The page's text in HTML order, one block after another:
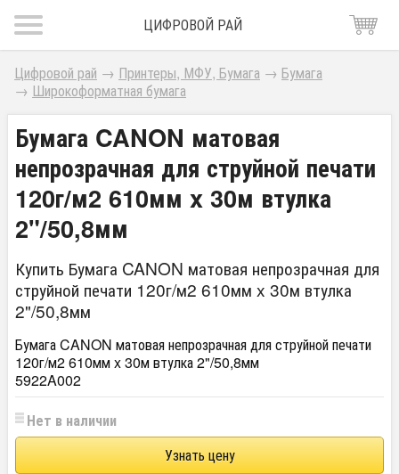
ЦИФРОВОЙ РАЙ
Цифровой рай → Принтеры, МФУ, Бумага → Бумага
→ Широкоформатная бумага
Бумага CANON матовая
непрозрачная для струйной печати
120г/м2 610мм x 30м втулка
2"/50,8мм
Купить Бумага CANON матовая непрозрачная для
струйной печати 120г/м2 610мм x 30м втулка
2"/50,8мм
Бумага CANON матовая непрозрачная для струйной печати
120г/м2 610мм x 30м втулка 2"/50,8мм
5922A002
Нет в наличии
Узнать цену